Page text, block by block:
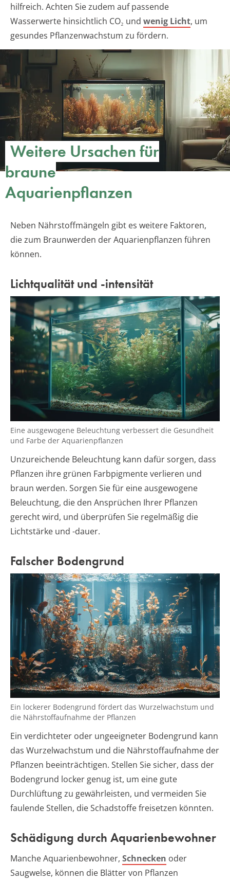
hilfreich. Achten Sie zudem auf passende
Wasserwerte hinsichtlich CO₂ und wenig Licht, um
gesundes Pflanzenwachstum zu fördern.
Weitere Ursachen für
braune
Aquarienpflanzen
Neben Nährstoffmängeln gibt es weitere Faktoren,
die zum Braunwerden der Aquarienpflanzen führen
können.
Lichtqualität und -intensität
Eine ausgewogene Beleuchtung verbessert die Gesundheit
und Farbe der Aquarienpflanzen
Unzureichende Beleuchtung kann dafür sorgen, dass
Pflanzen ihre grünen Farbpigmente verlieren und
braun werden. Sorgen Sie für eine ausgewogene
Beleuchtung, die den Ansprüchen Ihrer Pflanzen
gerecht wird, und überprüfen Sie regelmäßig die
Lichtstärke und -dauer.
Falscher Bodengrund
Ein lockerer Bodengrund fördert das Wurzelwachstum und
die Nährstoffaufnahme der Pflanzen
Ein verdichteter oder ungeeigneter Bodengrund kann
das Wurzelwachstum und die Nährstoffaufnahme der
Pflanzen beeinträchtigen. Stellen Sie sicher, dass der
Bodengrund locker genug ist, um eine gute
Durchlüftung zu gewährleisten, und vermeiden Sie
faulende Stellen, die Schadstoffe freisetzen könnten.
Schädigung durch Aquarienbewohner
Manche Aquarienbewohner, Schnecken oder
Saugwelse, können die Blätter von Pflanzen